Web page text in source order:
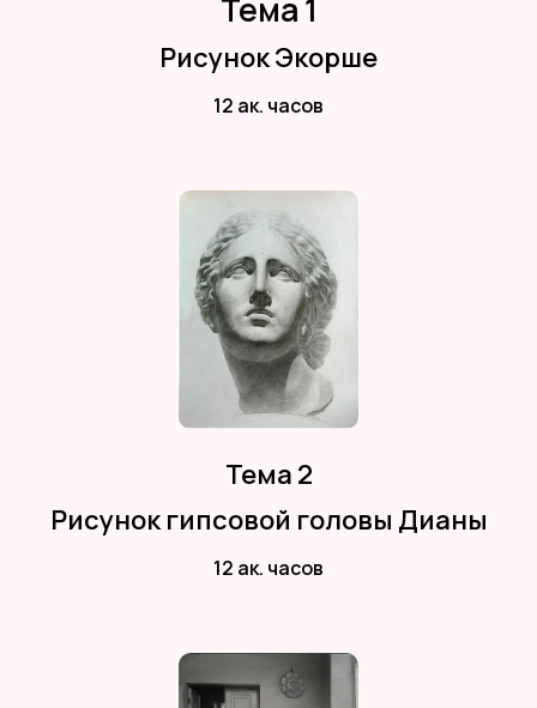
Тема 1
Рисунок Экорше
12 ак. часов
Тема 2
Рисунок гипсовой головы Дианы
12 ак. часов